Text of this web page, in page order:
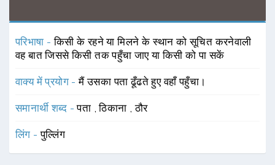
परिभाषा -किसी के रहने या मिलने के स्थान को सूचित करनेवाली
वह बात जिससे किसी तक पहुँचा जाए या किसी को पा सकें
वाक्य में प्रयोग -मैं उसका पता ढूँढते हुए वहाँ पहुँचा।
समानार्थी शब्द -पता ,ठिकाना ,ठौर
लिंग -पुल्लिंग